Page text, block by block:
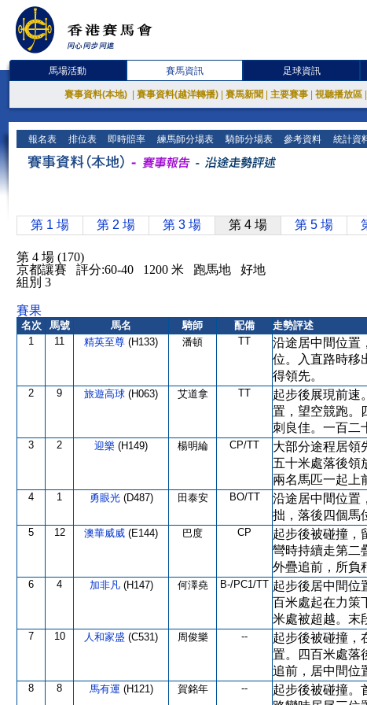
馬場活動 賽馬資訊 足球資訊
賽事資料(本地) 賽事資料(越洋轉播) 賽馬新聞 主要賽事 視聽播放區
報名表 排位表 即時賠率 練馬師分場表 騎師分場表 參考資料 統計資
第 1 場 第 2 場 第 3 場 第 4 場 第 5 場
第 4 場 (170)
京都讓賽 評分:60-40 1200 米 跑馬地 好地
組別 3
賽果
名次 馬號 馬名 騎師 配備
走勢評述
1
11 精英至尊 (H133) 潘頓 TT
沿途居中間位置
位。入直路時移
得領先。
2 9 旅遊高球 (H063) 艾道拿 TT
起步後展現前速
置，望空競跑。
刺良佳。一百二
3 2 迎樂 (H149) 楊明綸 CP/TT
大部分途程居領
五十米處落後領
兩名馬匹一起上
4 1 勇眼光 (D487) 田泰安 BO/TT
沿途居中間位置
拙，落後四個馬
5 12 澳華威威 (E144) 巴度 CP
起步後被碰撞，
彎時持續走第二
外疊追前，所負
6 4 加非凡 (H147) 何澤堯 B-/PC1/TT 起步後居中間位
百米處起在力策
米處被超越。末
7 10 人和家盛 (C531) 周俊樂 --
起步後被碰撞，
置。四百米處落
追前，居中間位
8 8 馬有運 (H121) 賀銘年 --
起步後被碰撞。